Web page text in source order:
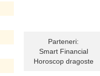
Parteneri:
Smart Financial
Horoscop dragoste